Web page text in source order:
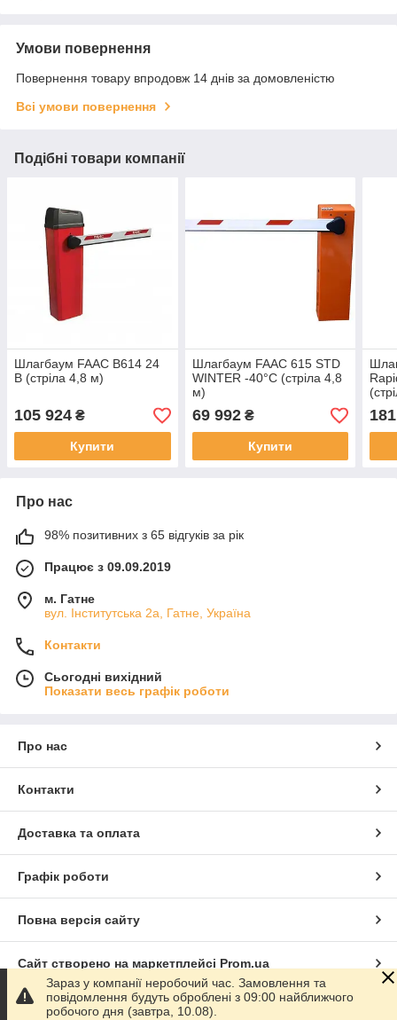
Умови повернення
Повернення товару впродовж 14 днів за домовленістю
Всі умови повернення
Подібні товари компанії
Шлагбаум FAAC B614 24
В (стріла 4,8 м)
105 924 ₴
Купити
Шлагбаум FAAC 615 STD
WINTER -40°C (стріла 4,8
м)
69 992₴
Купити
Про нас
98% позитивних з 65 відгуків за рік
Працює з 09.09.2019
м. Гатне
вул. Інститутська 2а, Гатне, Україна
Контакти
Сьогодні вихідний
Показати весь графік роботи
Про нас
Контакти
Доставка та оплата
Графік роботи
Повна версія сайту
Сайт створено на маркетплейсі Prom.ua
Політика конфіденційності
Зараз у компанії неробочий час. Замовлення та
повідомлення будуть оброблені з 09:00 найближчого
робочого дня (завтра, 10.08).